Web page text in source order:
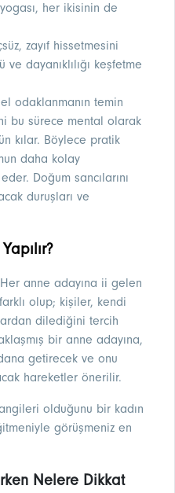
her ikisinin de
zayıf hissetmesini
dayanıklılığı keşfetme
odaklanmanın temin
bu sürece mental olarak
kılar. Böylece pratik
daha kolay
Doğum sancılarını
duruşları ve
Her anne adayına ii gelen
olup; kişiler, kendi
dilediğini tercih
bir anne adayına,
getirecek ve onu
hareketler önerilir.
olduğunu bir kadın
görüşmeniz en
Nelere Dikkat